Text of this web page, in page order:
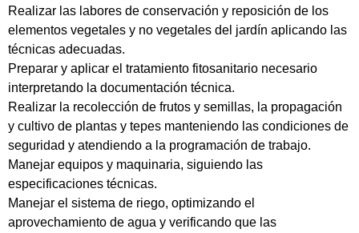
Realizar las labores de conservación y reposición de los
elementos vegetales y no vegetales del jardín aplicando las
técnicas adecuadas.
Preparar y aplicar el tratamiento fitosanitario necesario
interpretando la documentación técnica.
Realizar la recolección de frutos y semillas, la propagación
y cultivo de plantas y tepes manteniendo las condiciones de
seguridad y atendiendo a la programación de trabajo.
Manejar equipos y maquinaria, siguiendo las
especificaciones técnicas.
Manejar el sistema de riego, optimizando el
aprovechamiento de agua y verificando que las